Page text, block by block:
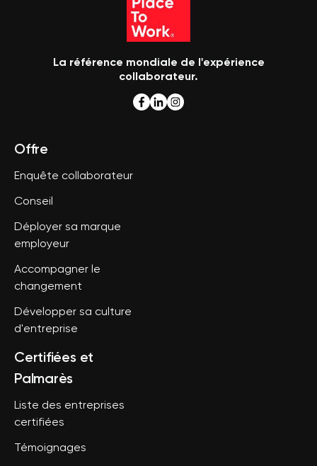
La référence mondiale de l'expérience
collaborateur.
Offre
Enquête collaborateur
Conseil
Déployer sa marque
employeur
Accompagner le
changement
Développer sa culture
d'entreprise
Certifiées et
Palmarès
Liste des entreprises
certifiées
Témoignages